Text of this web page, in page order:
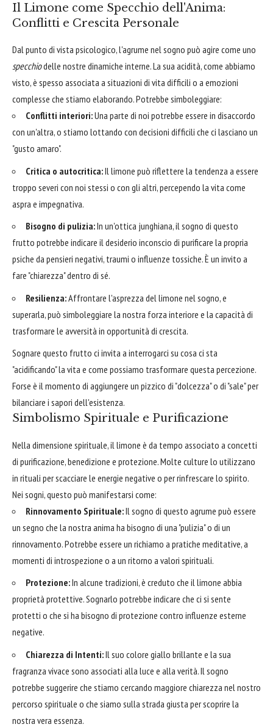
Il Limone come Specchio dell'Anima:
Conflitti e Crescita Personale
Dal punto di vista psicologico, l'agrume nel sogno può agire come uno
specchiodelle nostre dinamiche interne. La sua acidità, come abbiamo
visto, è spesso associata a situazioni di vita difficili o a emozioni
complesse che stiamo elaborando. Potrebbe simboleggiare:
Conflitti interiori:Una parte di noi potrebbe essere in disaccordo
con un'altra, o stiamo lottando con decisioni difficili che ci lasciano un
"gusto amaro".
Critica o autocritica:Il limone può riflettere la tendenza a essere
troppo severi con noi stessi o con gli altri, percependo la vita come
aspra e impegnativa.
Bisogno di pulizia:In un'ottica junghiana, il sogno di questo
frutto potrebbe indicare il desiderio inconscio di purificare la propria
psiche da pensieri negativi, traumi o influenze tossiche. È un invito a
fare "chiarezza" dentro di sé.
Resilienza:Affrontare l'asprezza del limone nel sogno, e
superarla, può simboleggiare la nostra forza interiore e la capacità di
trasformare le avversità in opportunità di crescita.
Sognare questo frutto ci invita a interrogarci su cosa ci sta
"acidificando" la vita e come possiamo trasformare questa percezione.
Forse è il momento di aggiungere un pizzico di "dolcezza" o di "sale" per
bilanciare i sapori dell'esistenza.
Simbolismo Spirituale e Purificazione
Nella dimensione spirituale, il limone è da tempo associato a concetti
di purificazione, benedizione e protezione. Molte culture lo utilizzano
in rituali per scacciare le energie negative o per rinfrescare lo spirito.
Nei sogni, questo può manifestarsi come:
Rinnovamento Spirituale:Il sogno di questo agrume può essere
un segno che la nostra anima ha bisogno di una "pulizia" o di un
rinnovamento. Potrebbe essere un richiamo a pratiche meditative, a
momenti di introspezione o a un ritorno a valori spirituali.
Protezione:In alcune tradizioni, è creduto che il limone abbia
proprietà protettive. Sognarlo potrebbe indicare che ci si sente
protetti o che si ha bisogno di protezione contro influenze esterne
negative.
Chiarezza di Intenti:Il suo colore giallo brillante e la sua
fragranza vivace sono associati alla luce e alla verità. Il sogno
potrebbe suggerire che stiamo cercando maggiore chiarezza nel nostro
percorso spirituale o che siamo sulla strada giusta per scoprire la
nostra vera essenza.